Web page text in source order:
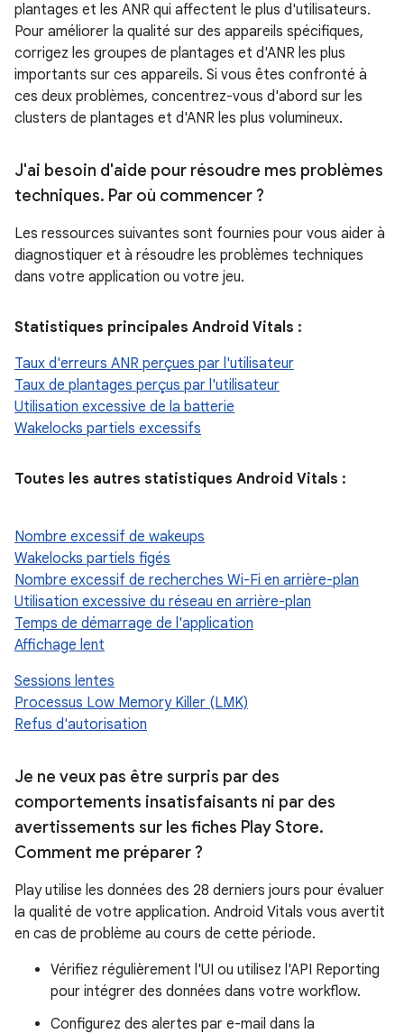
plantages et les ANR qui affectent le plus d'utilisateurs.
Pour améliorer la qualité sur des appareils spécifiques,
corrigez les groupes de plantages et d'ANR les plus
importants sur ces appareils. Si vous êtes confronté à
ces deux problèmes, concentrez-vous d'abord sur les
clusters de plantages et d'ANR les plus volumineux.
J'ai besoin d'aide pour résoudre mes problèmes
techniques. Par où commencer ?
Les ressources suivantes sont fournies pour vous aider à
diagnostiquer et à résoudre les problèmes techniques
dans votre application ou votre jeu.
Statistiques principales Android Vitals :
Taux d'erreurs ANR perçues par l'utilisateur
Taux de plantages perçus par l'utilisateur
Utilisation excessive de la batterie
Wakelocks partiels excessifs
Toutes les autres statistiques Android Vitals :
Nombre excessif de wakeups
Wakelocks partiels figés
Nombre excessif de recherches Wi-Fi en arrière-plan
Utilisation excessive du réseau en arrière-plan
Temps de démarrage de l'application
Affichage lent
Sessions lentes
Processus Low Memory Killer (LMK)
Refus d'autorisation
Je ne veux pas être surpris par des
comportements insatisfaisants ni par des
avertissements sur les fiches Play Store.
Comment me préparer ?
Play utilise les données des 28 derniers jours pour évaluer
la qualité de votre application. Android Vitals vous avertit
en cas de problème au cours de cette période.
Vérifiez régulièrement l'UI ou utilisez l'API Reporting
pour intégrer des données dans votre workflow.
Configurez des alertes par e-mail dans la